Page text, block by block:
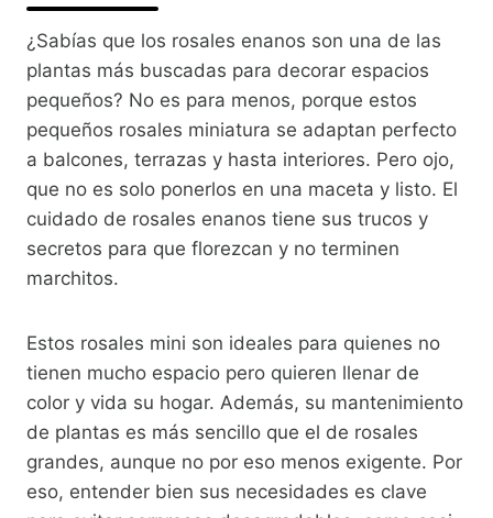
¿Sabías que los rosales enanos son una de las
plantas más buscadas para decorar espacios
pequeños? No es para menos, porque estos
pequeños rosales miniatura se adaptan perfecto
a balcones, terrazas y hasta interiores. Pero ojo,
que no es solo ponerlos en una maceta y listo. El
cuidado de rosales enanos tiene sus trucos y
secretos para que florezcan y no terminen
marchitos.
Estos rosales mini son ideales para quienes no
tienen mucho espacio pero quieren llenar de
color y vida su hogar. Además, su mantenimiento
de plantas es más sencillo que el de rosales
grandes, aunque no por eso menos exigente. Por
eso, entender bien sus necesidades es clave